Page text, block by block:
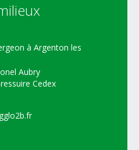
à Argenton les
Aubry
Cedex